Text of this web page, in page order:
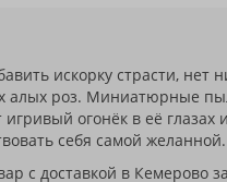
искорку страсти, нет
алых роз. Миниатюрные
игривый огонёк в её глазах и
себя самой желанной.
с доставкой в Кемерово